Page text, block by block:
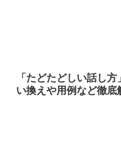
「たどたどしい話し
い換えや用例など徹底